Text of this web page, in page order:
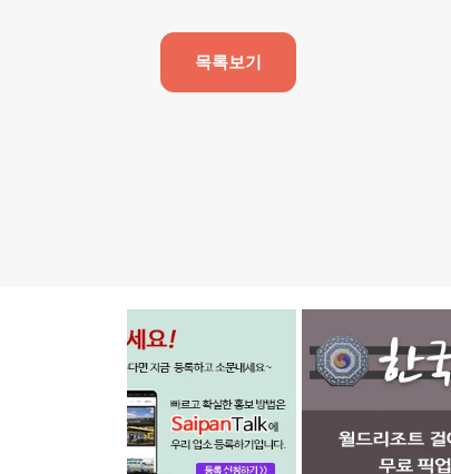
목록보기